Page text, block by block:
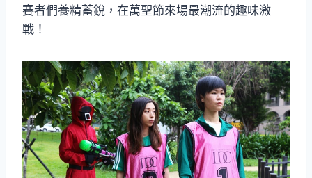
賽者們養精蓄銳，在萬聖節來場最潮流的趣味激
戰！